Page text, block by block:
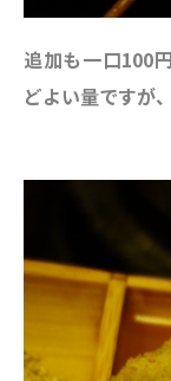
追加も一口100
どよい量ですが